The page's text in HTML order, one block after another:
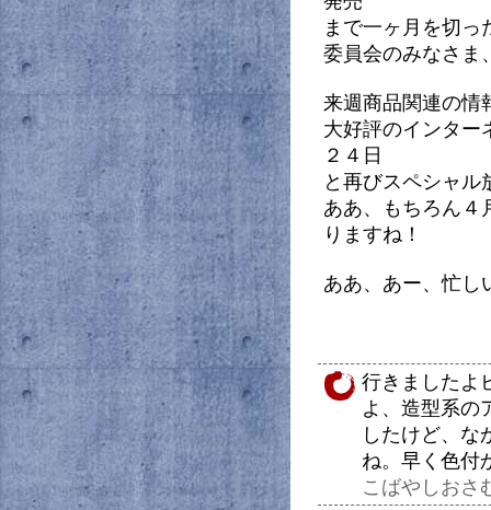
まで一ヶ月を切っ
委員会のみなさま
来週商品関連の情
大好評のインター
２４日
と再びスペシャル
ああ、もちろん４
りますね！
ああ、あー、忙
行きましたよ
よ、造型系の
したけど、な
ね。早く色付
こばやしおさ